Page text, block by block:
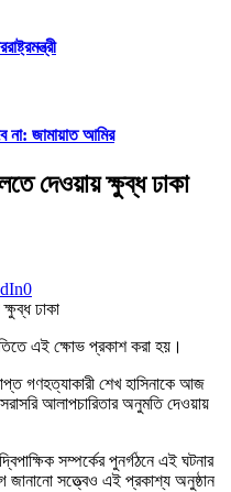
না: জামায়াত আমির
দেওয়ায় ক্ষুব্ধ ঢাকা
0
এই ক্ষোভ প্রকাশ করা হয়।
গণহত্যাকারী শেখ হাসিনাকে আজ
আলাপচারিতার অনুমতি দেওয়ায়
সম্পর্কের পুনর্গঠনে এই ঘটনার
জানানো সত্ত্বেও এই প্রকাশ্য অনুষ্ঠান